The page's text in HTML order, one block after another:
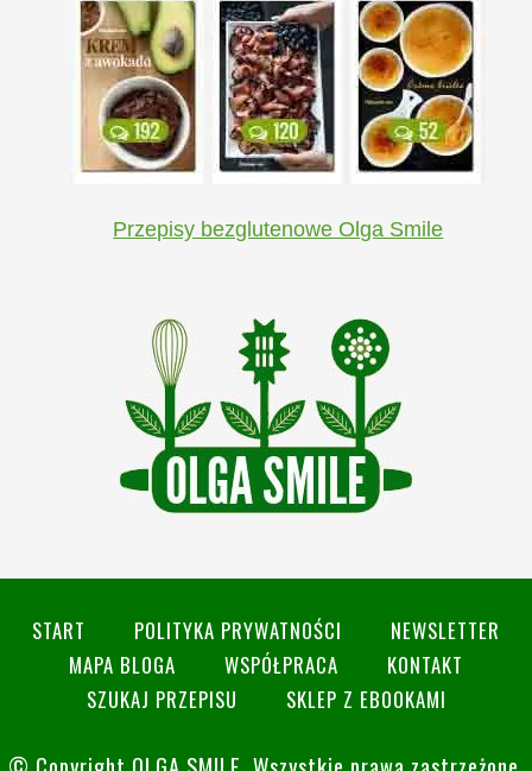
Przepisy bezglutenowe Olga Smile
START POLITYKA PRYWATNOŚCI
NEWSLETTER
MAPA BLOGA
WSPÓŁPRACA
KONTAKT
SZUKAJ PRZEPISU
SKLEP Z EBOOKAMI